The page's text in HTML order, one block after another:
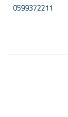
0599372211